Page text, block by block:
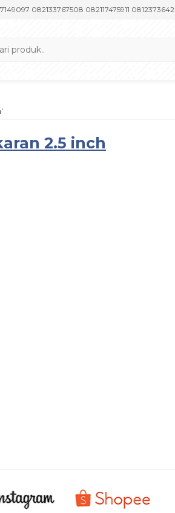
082133767508 082117475911 081237364201
2.5 inch